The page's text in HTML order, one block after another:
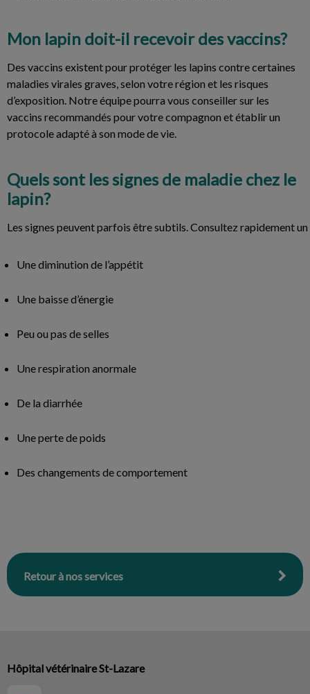
Mon lapin doit-il recevoir des vaccins?
Des vaccins existent pour protéger les lapins contre certaines
maladies virales graves, selon votre région et les risques
d’exposition. Notre équipe pourra vous conseiller sur les
vaccins recommandés pour votre compagnon et établir un
protocole adapté à son mode de vie.
Quels sont les signes de maladie chez le
lapin?
Les signes peuvent parfois être subtils. Consultez rapidement
Une diminution de l’appétit
Une baisse d’énergie
Peu ou pas de selles
Une respiration anormale
De la diarrhée
Une perte de poids
Des changements de comportement
Retour à nos services
Hôpital vétérinaire St-Lazare